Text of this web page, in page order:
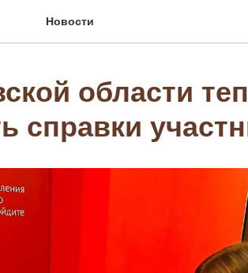
Новости
области
справки